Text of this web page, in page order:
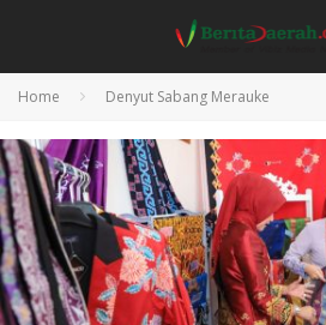
Home Denyut Sabang Merauke